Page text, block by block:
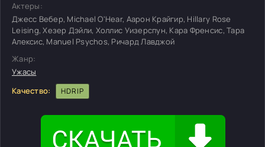
Актеры:
Джесс Вебер, Michael O'Hear, Аарон Крайгир, Hillary Rose
Leising, Хезер Дэйли, Холлис Уизерспун, Кара Френсис, Тара
Алексис, Manuel Psychos, Ричард Лавджой
Жанр:
Ужасы
Качество:
HDRIP